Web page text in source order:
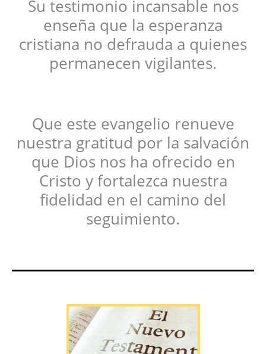
Su testimonio incansable nos
enseña que la esperanza
cristiana no defrauda a quienes
permanecen vigilantes.
Que este evangelio renueve
nuestra gratitud por la salvación
que Dios nos ha ofrecido en
Cristo y fortalezca nuestra
fidelidad en el camino del
seguimiento.